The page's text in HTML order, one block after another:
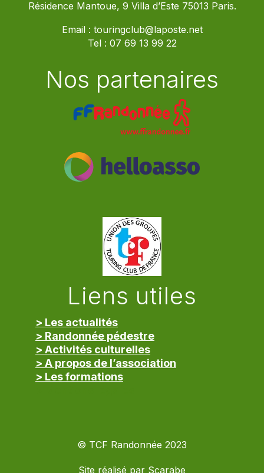
Résidence Mantoue, 9 Villa d’Este 75013 Paris.
Email : touringclub@laposte.net
Tel : 07 69 13 99 22
Nos partenaires
Liens utiles
> Les actualités
> Randonnée pédestre
> Activités culturelles
> A propos de l’association
> Les formations
© TCF Randonnée 2023
Site réalisé par Scarabe